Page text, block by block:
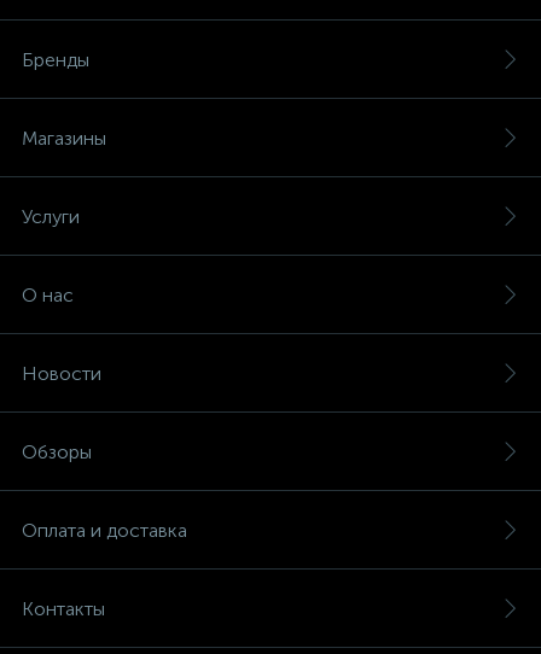
Бренды
Магазины
Услуги
О нас
Новости
Обзоры
Оплата и доставка
Контакты